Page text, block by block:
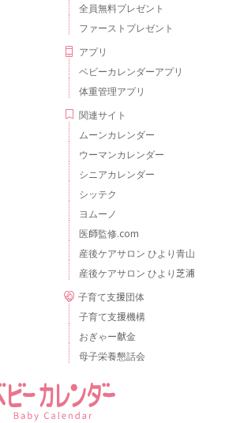
全員無料プレゼント
ファーストプレゼント
アプリ
ベビーカレンダーアプリ
体重管理アプリ
関連サイト
ムーンカレンダー
ウーマンカレンダー
シニアカレンダー
シッテク
ヨムーノ
医師監修.com
産後ケアサロン ひより青山
産後ケアサロン ひより芝浦
子育て支援団体
子育て支援機構
おぎゃー献金
母子栄養懇話会